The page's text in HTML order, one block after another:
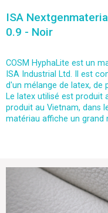
ISA
0.9 - Noir
COSM HyphaLite est un
ISA Industrial Ltd. Il est
d'un mélange de latex, de
Le latex utilisé est produit
produit au Vietnam, dans
matériau affiche un grand